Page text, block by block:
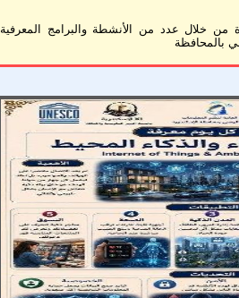
من خلال عدد من الأنشطة والبرامج المعرفية
بالمحافظة